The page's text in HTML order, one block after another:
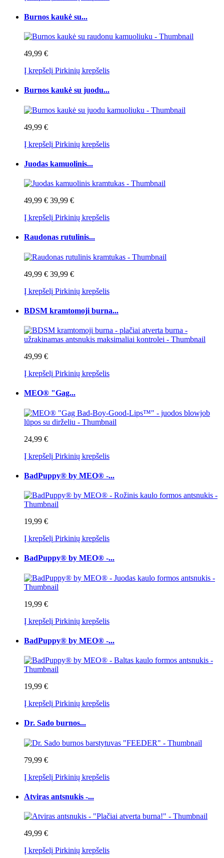
Burnos kaukė su...
49,99 €
Į krepšelį Pirkinių krepšelis
Burnos kaukė su juodu...
49,99 €
Į krepšelį Pirkinių krepšelis
Juodas kamuolinis...
49,99 € 39,99 €
Į krepšelį Pirkinių krepšelis
Raudonas rutulinis...
49,99 € 39,99 €
Į krepšelį Pirkinių krepšelis
BDSM kramtomoji burna...
49,99 €
Į krepšelį Pirkinių krepšelis
MEO® "Gag...
24,99 €
Į krepšelį Pirkinių krepšelis
BadPuppy® by MEO® -...
19,99 €
Į krepšelį Pirkinių krepšelis
BadPuppy® by MEO® -...
19,99 €
Į krepšelį Pirkinių krepšelis
BadPuppy® by MEO® -...
19,99 €
Į krepšelį Pirkinių krepšelis
Dr. Sado burnos...
79,99 €
Į krepšelį Pirkinių krepšelis
Atviras antsnukis -...
49,99 €
Į krepšelį Pirkinių krepšelis